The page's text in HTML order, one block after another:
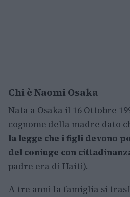
Chi è Naomi Osaka
Nata a Osaka il 16 Ottobre
cognome della madre dato
la legge che i figli devono
del coniuge con
padre era di Haiti).
A tre anni la famiglia si